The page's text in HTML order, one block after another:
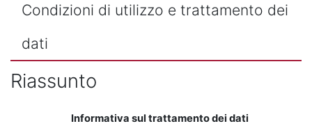
Condizioni di utilizzo e trattamento dei
dati
Riassunto
Informativa sul trattamento dei dati